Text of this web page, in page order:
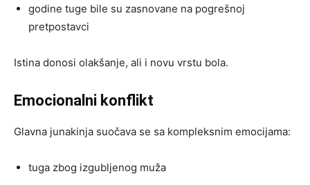
godine tuge bile su zasnovane na pogrešnoj
pretpostavci
Istina donosi olakšanje, ali i novu vrstu bola.
Emocionalni konflikt
Glavna junakinja suočava se sa kompleksnim emocijama:
tuga zbog izgubljenog muža